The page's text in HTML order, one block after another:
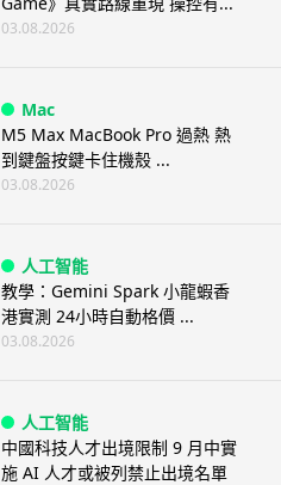
03.08.2026
Mac
M5 Max MacBook Pro 過熱 熱
到鍵盤按鍵卡住機殼 ...
03.08.2026
人工智能
教學：Gemini Spark 小龍蝦香
港實測 24小時自動格價 ...
03.08.2026
人工智能
中國科技人才出境限制 9 月中實
施 AI 人才或被列禁止出境名單